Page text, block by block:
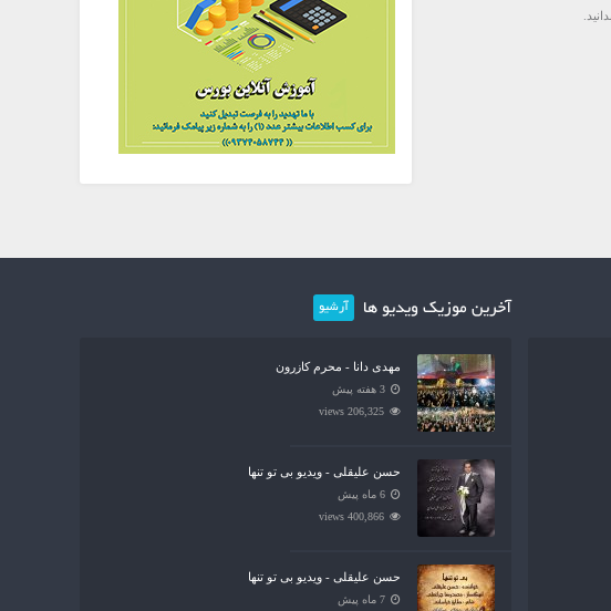
آخرین موزیک ویدیو ها آرشیو
مهدی دانا - محرم کازرون
3 هفته پیش
206,325 views
حسن علیقلی - ویدیو بی تو تنها
6 ماه پیش
400,866 views
حسن علیقلی - ویدیو بی تو تنها
7 ماه پیش